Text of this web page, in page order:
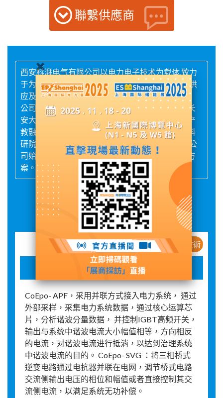
聯繫供應商
西安科湃电气有限公司以电力电子技术为载体,致力
于为工商业及电力行业用户提供优质,高效的电力供
应及电能质量治理方案。
公司与西安交通大学研究生院、电气工程学院、长
安大学、西安理工大学电气工程学院等建立电气产
教融合实验基地，协同培育基地；并与多家知名科
研院所、国家电网、电科院等保持长期合作关系,公
司始终致力于为客户提供持续优化电能质量管控方
案。
展品詳情
新産品 / 新技術
电能质量APF/SVG
CoEpo- APF，采用并联方式接入电力系统， 通过
外部采样，采集电力系统数据，通过核心运算芯
片，分析谐波分量数据， 并控制IGBT高频开关，
输出与系统中谐波电流大小幅值相等，方向相反
的电流，对谐波电流进行抵消，以达到治理系统
中谐波电流的目的。 CoEpo- SVG ：将三相桥式
逆变电路通过电抗器并联在电网，调节桥式电路
交流侧输出电压的相位和幅值或者直接控制其交
流侧电流，以满足系统无功补偿。